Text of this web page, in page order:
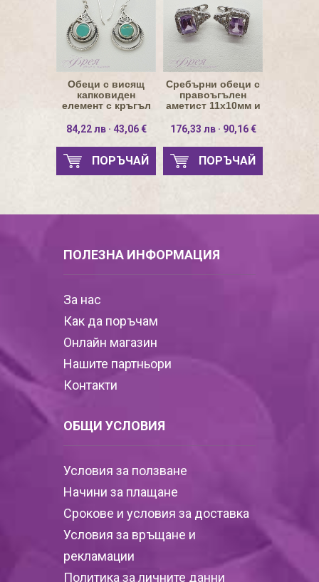
Обеци с висящ
капковиден
елемент с кръгъл
84,22 лв · 43,06 €
ПОРЪЧАЙ
Сребърни обеци с
правоъгълен
аметист 11х10мм и
176,33 лв · 90,16 €
ПОРЪЧАЙ
ПОЛЕЗНА ИНФОРМАЦИЯ
За нас
Как да поръчам
Онлайн магазин
Нашите партньори
Контакти
ОБЩИ УСЛОВИЯ
Условия за ползване
Начини за плащане
Срокове и условия за доставка
Условия за връщане и
рекламации
Политика за личните данни